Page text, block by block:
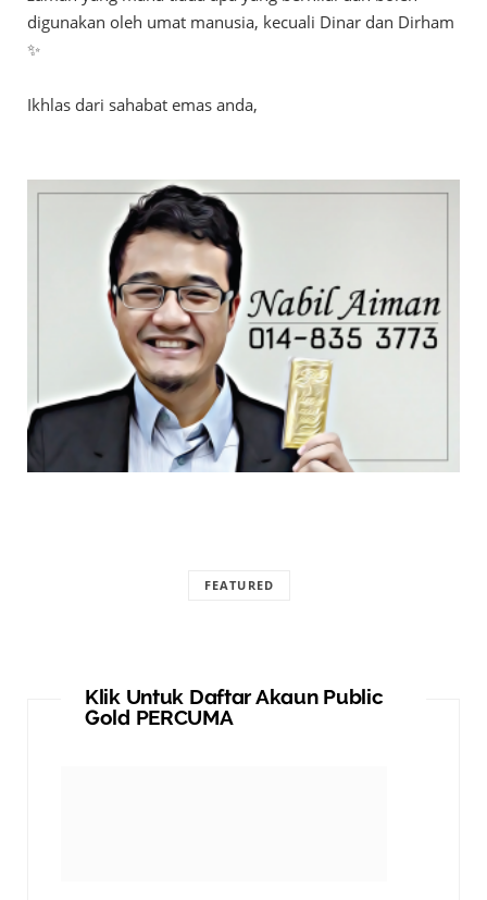
digunakan oleh umat manusia, kecuali Dinar dan Dirham
✨
Ikhlas dari sahabat emas anda,
FEATURED
Klik Untuk Daftar Akaun Public
Gold PERCUMA